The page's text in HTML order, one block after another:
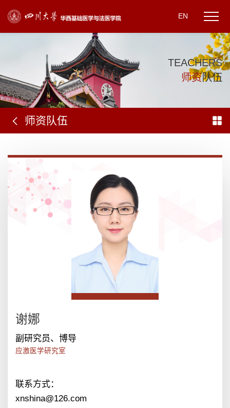
EN
TEACHERS
师资队伍
师资队伍
谢娜
副研究员、博导
联系方式：
xnshina@126.com